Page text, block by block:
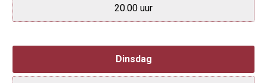
20.00 uur
Dinsdag